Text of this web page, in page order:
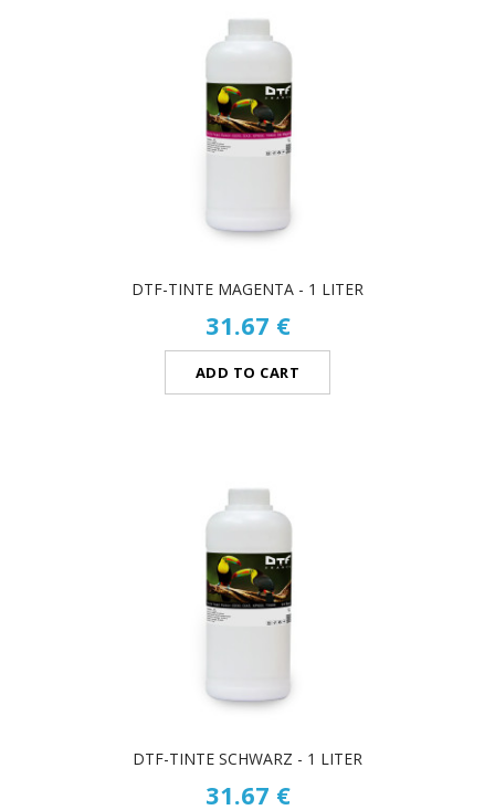
DTF-TINTE MAGENTA - 1 LITER
31.67 €
ADD TO CART
DTF-TINTE SCHWARZ - 1 LITER
31.67 €